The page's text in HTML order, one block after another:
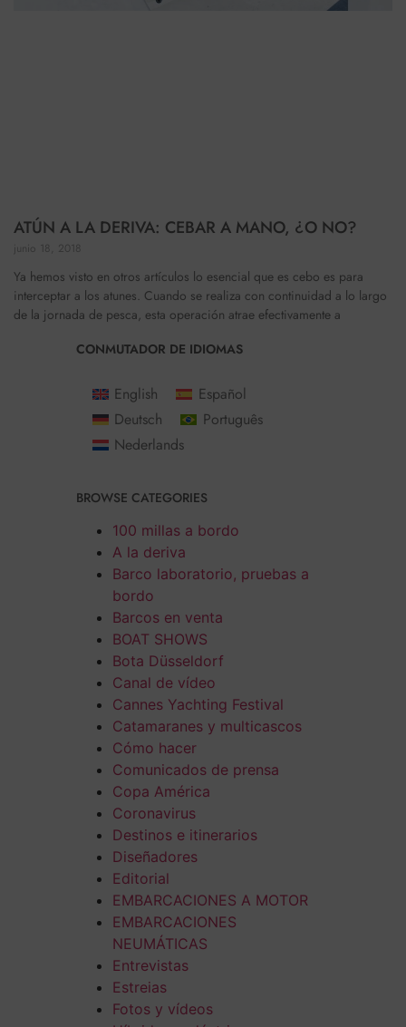
ATÚN A LA DERIVA: CEBAR A MANO, ¿O NO?
junio 18, 2018
Ya hemos visto en otros artículos lo esencial que es cebo es para
interceptar a los atunes. Cuando se realiza con continuidad a lo largo
de la jornada de pesca, esta operación atrae efectivamente a
CONMUTADOR DE IDIOMAS
English
Español
Deutsch
Português
Nederlands
BROWSE CATEGORIES
100 millas a bordo
A la deriva
Barco laboratorio, pruebas a
bordo
Barcos en venta
BOAT SHOWS
Bota Düsseldorf
Canal de vídeo
Cannes Yachting Festival
Catamaranes y multicascos
Cómo hacer
Comunicados de prensa
Copa América
Coronavirus
Destinos e itinerarios
Diseñadores
Editorial
EMBARCACIONES A MOTOR
EMBARCACIONES
NEUMÁTICAS
Entrevistas
Estreias
Fotos y vídeos